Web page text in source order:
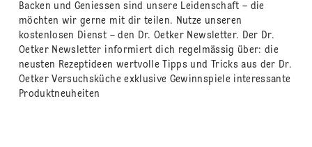
Backen und Geniessen sind unsere Leidenschaft – die
möchten wir gerne mit dir teilen. Nutze unseren
kostenlosen Dienst – den Dr. Oetker Newsletter. Der Dr.
Oetker Newsletter informiert dich regelmässig über: die
neusten Rezeptideen wertvolle Tipps und Tricks aus der Dr.
Oetker Versuchsküche exklusive Gewinnspiele interessante
Produktneuheiten